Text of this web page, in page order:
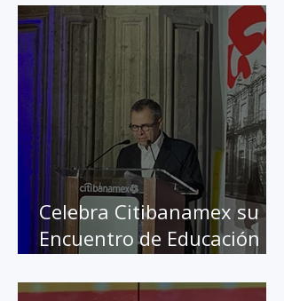
Mis finanzas
Celebra Citibanamex su 10
Encuentro de Educación